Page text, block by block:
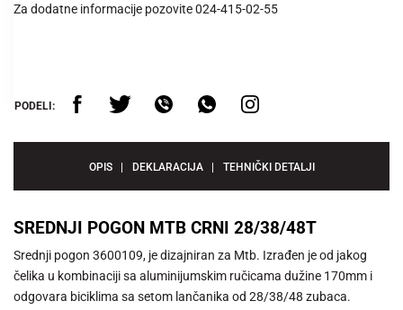
Za dodatne informacije pozovite 024-415-02-55
PODELI:
OPIS DEKLARACIJA TEHNIČKI DETALJI
SREDNJI POGON MTB CRNI 28/38/48T
Srednji pogon 3600109, je dizajniran za Mtb. Izrađen je od jakog
čelika u kombinaciji sa aluminijumskim ručicama dužine 170mm i
odgovara biciklima sa setom lančanika od 28/38/48 zubaca.